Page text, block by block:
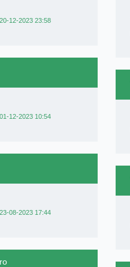
12-2023 23:58
12-2023 10:54
08-2023 17:44